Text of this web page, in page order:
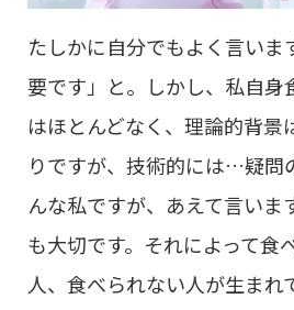
たしかに自分でもよく言いま
要です」と。しかし、私自身
はほとんどなく、理論的背景
りですが、技術的には…疑問
んな私ですが、あえて言いま
も大切です。それによって食
人、食べられない人が生まれ